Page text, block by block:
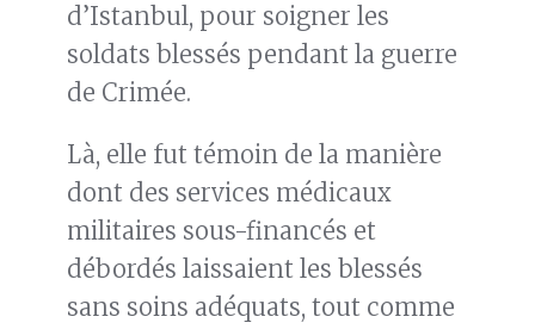
d’Istanbul, pour soigner les
soldats blessés pendant la guerre
de Crimée.
Là, elle fut témoin de la manière
dont des services médicaux
militaires sous-financés et
débordés laissaient les blessés
sans soins adéquats, tout comme